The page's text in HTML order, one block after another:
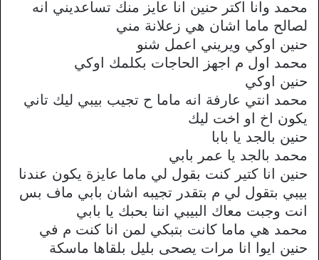
محمد وانا اكتر حنين انا عايز منك تساعديني انه
لصالح ماما اشان هي زعلانة مني
حنين اوكي ويريني اعمل شنو
محمد اول م اجهز الحاجات بكلمك اوكي
حنين اوكي
محمد انتي عارفة انه ماما ح تجيب بيبي ليك تاني
يكون اخ او اخت ليك
حنين بالجد يا بابا
محمد بالجد يا عمر بابي
حنين انا كتير كنت بقول لي ماما عايزة يكون عندنا
بيبي بتقول لي م بتقدر تجيبه اشان بابي ماف بس
انت وجبت معاك البيبي اننا بحبك يا بابي
محمد هي ماما كانت بتبكي لمن انا كنت م في
حنين ايوا انا مرات يصحى بليل بلقاها ماسكة